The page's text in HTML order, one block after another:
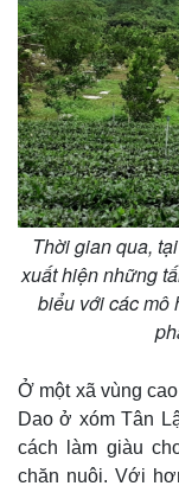
Thời gian qua,
xuất hiện những
biểu với các mô
Ở một xã vùng
Dao ở xóm Tân
cách làm giàu
chăn nuôi. Với